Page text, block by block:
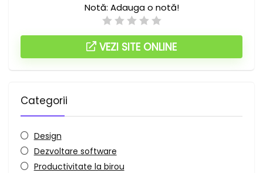
Notă: Adauga o notă!
VEZI SITE ONLINE
Categorii
Design
Dezvoltare software
Productivitate la birou